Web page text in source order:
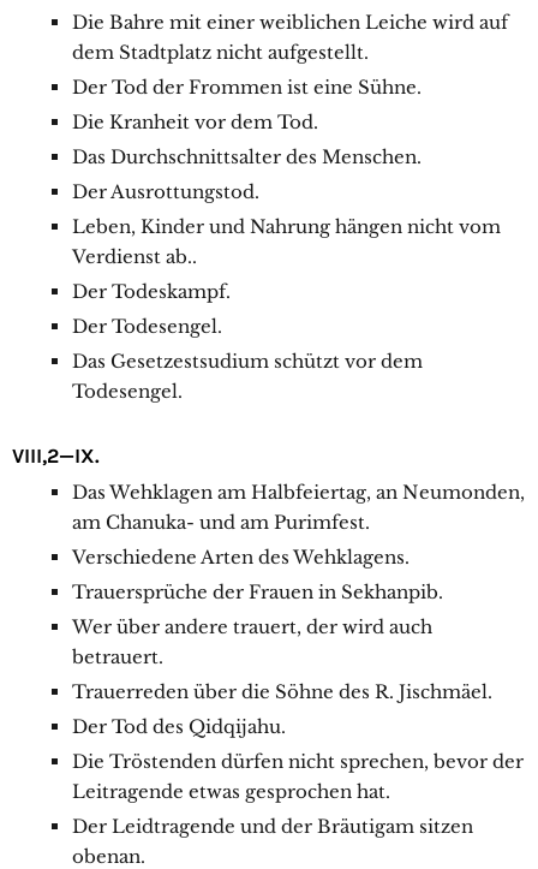
Die Bahre mit einer weiblichen Leiche wird auf
dem Stadtplatz nicht aufgestellt.
Der Tod der Frommen ist eine Sühne.
Die Kranheit vor dem Tod.
Das Durchschnittsalter des Menschen.
Der Ausrottungstod.
Leben, Kinder und Nahrung hängen nicht vom
Verdienst ab..
Der Todeskampf.
Der Todesengel.
Das Gesetzestsudium schützt vor dem
Todesengel.
VIII,2—IX.
Das Wehklagen am Halbfeiertag, an Neumonden,
am Chanuka- und am Purimfest.
Verschiedene Arten des Wehklagens.
Trauersprüche der Frauen in Sekhanpib.
Wer über andere trauert, der wird auch
betrauert.
Trauerreden über die Söhne des R. Jischmäel.
Der Tod des Qidqijahu.
Die Tröstenden dürfen nicht sprechen, bevor der
Leitragende etwas gesprochen hat.
Der Leidtragende und der Bräutigam sitzen
obenan.